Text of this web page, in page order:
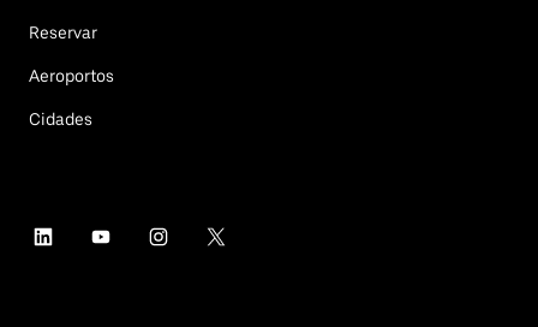
Reservar
Aeroportos
Cidades